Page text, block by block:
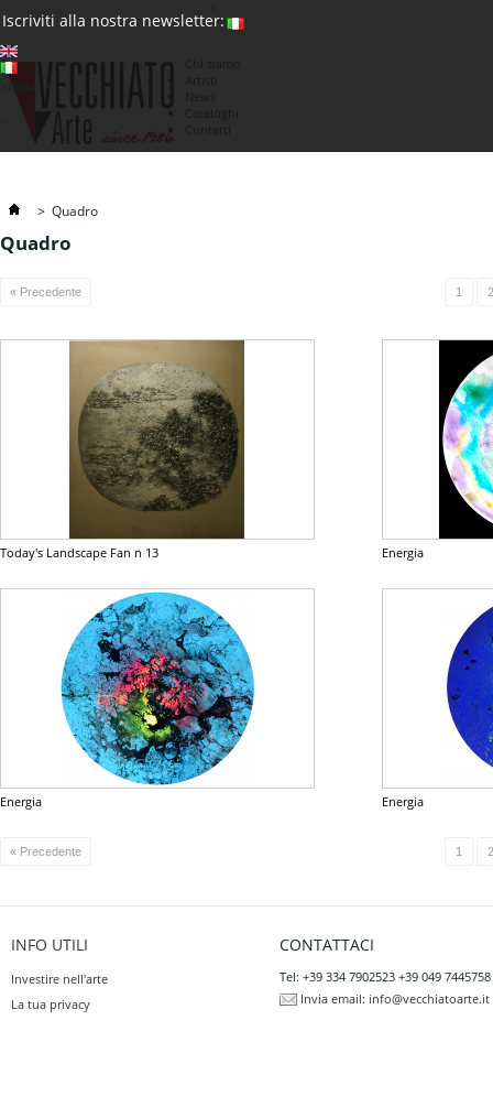
Iscriviti alla nostra newsletter:
> Quadro
Quadro
« Precedente 1 2
Today's Landscape Fan n 13 Energia
Energia Energia
« Precedente 1 2
INFO UTILI
Investire nell'arte
La tua privacy
CONTATTACI
Tel: +39 334 7902523 +39 049 7445758
Invia email: info@vecchiatoarte.it